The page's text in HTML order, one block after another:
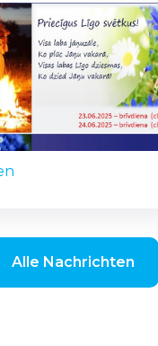
Alle Nachrichten